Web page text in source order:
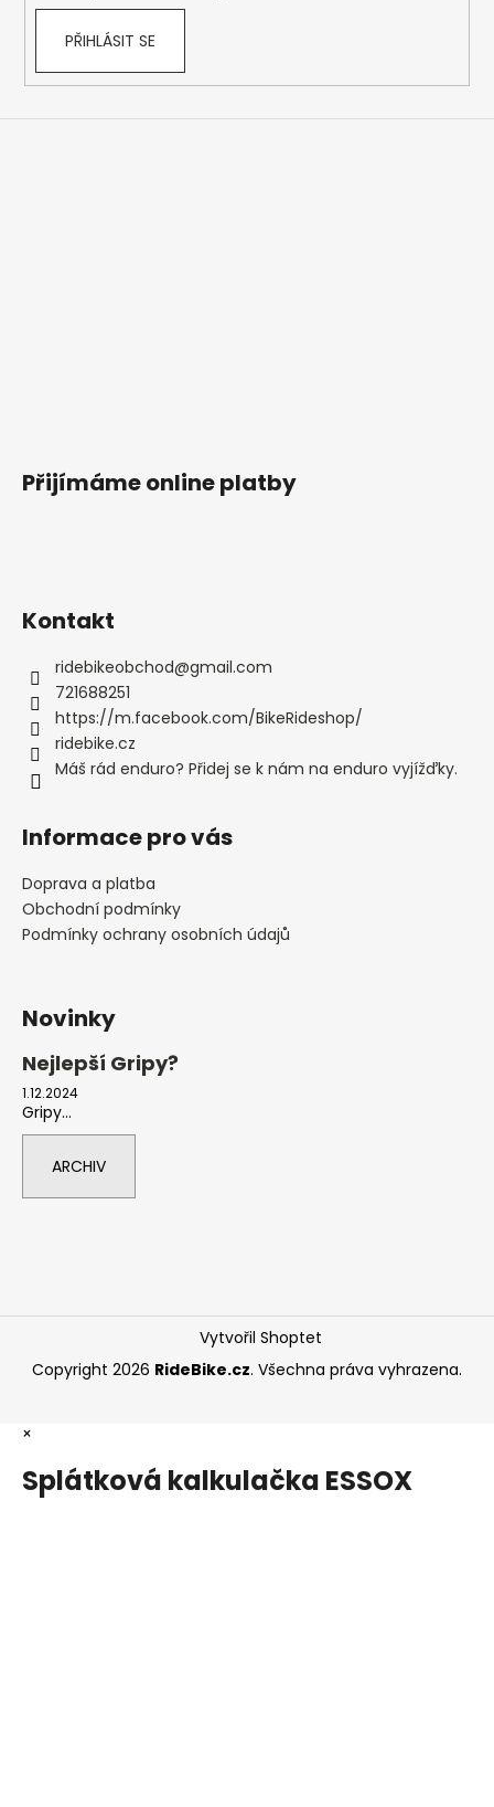
ý
p
PŘIHLÁSIT SE
Přijímáme online platby
Kontakt
ridebikeobchod@gmail.com
721688251
https://m.facebook.com/BikeRideshop/
ridebike.cz
Máš rád enduro? Přidej se k nám na enduro vyjížďky.
Informace pro vás
Doprava a platba
Obchodní podmínky
Podmínky ochrany osobních údajů
Novinky
Nejlepší Gripy?
1.12.2024
Gripy...
ARCHIV
Vytvořil Shoptet
Copyright 2026 RideBike.cz. Všechna práva vyhrazena.
×
Splátková kalkulačka ESSOX